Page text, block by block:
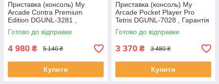
Приставка (консоль) My
Arcade Contra Premium
Edition DGUNL-3281 ,
Гарантія 2 роки
Готово до відправки
4 980 ₴ 5 140 ₴
Купити
Приставка (консоль) My
Arcade Pocket Player Pro
Tetris DGUNL-7028 , Гарантія
2 роки
Готово до відправки
3 370 ₴ 3 480 ₴
Купити